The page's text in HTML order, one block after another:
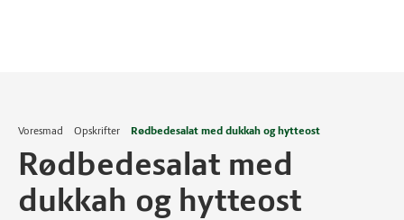
Voresmad Opskrifter Rødbedesalat med dukkah og hytteost
Rødbedesalat med
dukkah og hytteost